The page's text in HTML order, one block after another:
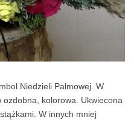
Niedzieli Palmowej. W
kolorowa. Ukwiecona
W innych mniej